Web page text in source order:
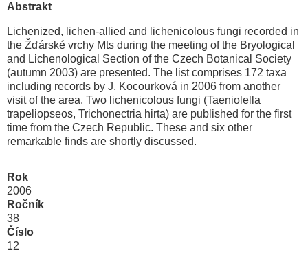
Abstrakt
Lichenized, lichen-allied and lichenicolous fungi recorded in
the Žďárské vrchy Mts during the meeting of the Bryological
and Lichenological Section of the Czech Botanical Society
(autumn 2003) are presented. The list comprises 172 taxa
including records by J. Kocourková in 2006 from another
visit of the area. Two lichenicolous fungi (Taeniolella
trapeliopseos, Trichonectria hirta) are published for the first
time from the Czech Republic. These and six other
remarkable finds are shortly discussed.
Rok
2006
Ročník
38
Číslo
12